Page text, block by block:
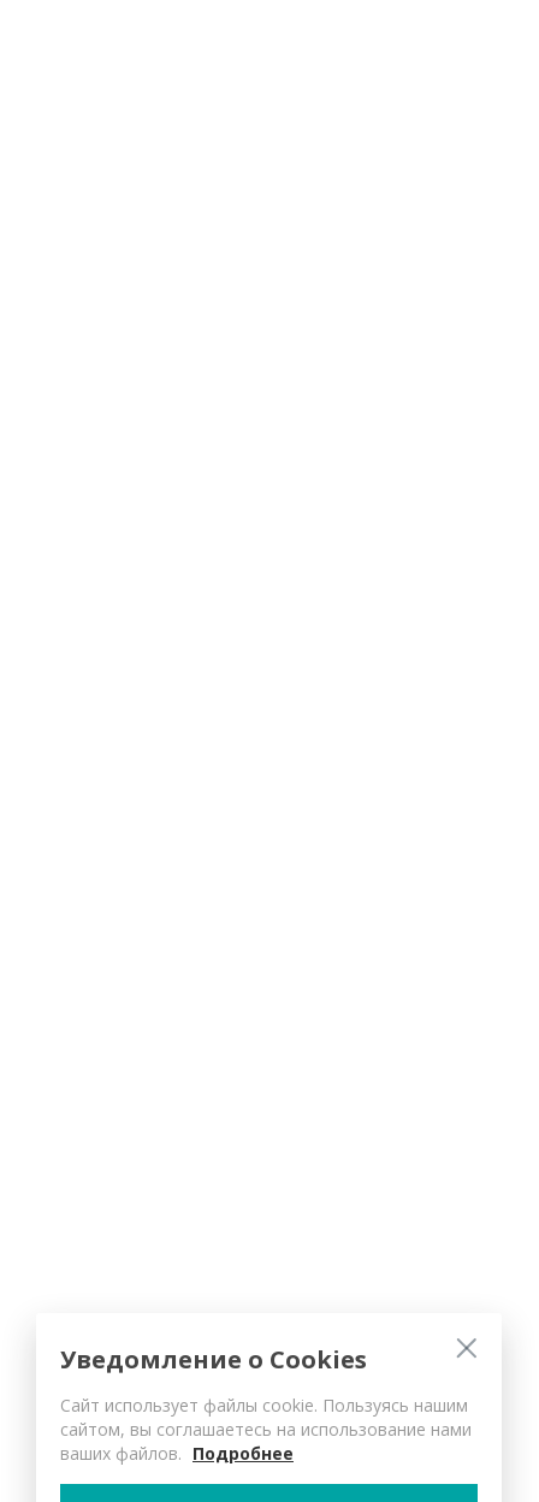
Уведомление о Cookies
Сайт использует файлы cookie. Пользуясь нашим
сайтом, вы соглашаетесь на использование нами
ваших файлов. Подробнее